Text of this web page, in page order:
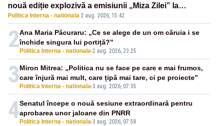
nouă ediție explozivă a emisiunii „Miza Zilei” la
Realitatea PLUS
Politica Interna - nationala·2 aug. 2026, 15:42
2 Politica Interna - nationala-2 aug. 2026, 23:25
Ana Maria Păcuraru: „Ce se alege de un om căruia i se
închide singura lui portiță?”
3 Politica Interna - nationala-3 aug. 2026, 07:35
Miron Mitrea: „Politica nu se face pe care e mai frumos,
care înjură mai mult, care țipă mai tare, ci pe proiecte”
4 Politica Interna - nationala-3 aug. 2026, 07:58
Senatul începe o nouă sesiune extraordinară pentru
aprobarea unor jaloane din PNRR